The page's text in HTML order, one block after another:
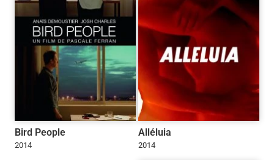
Bird People
2014
Alléluia
2014